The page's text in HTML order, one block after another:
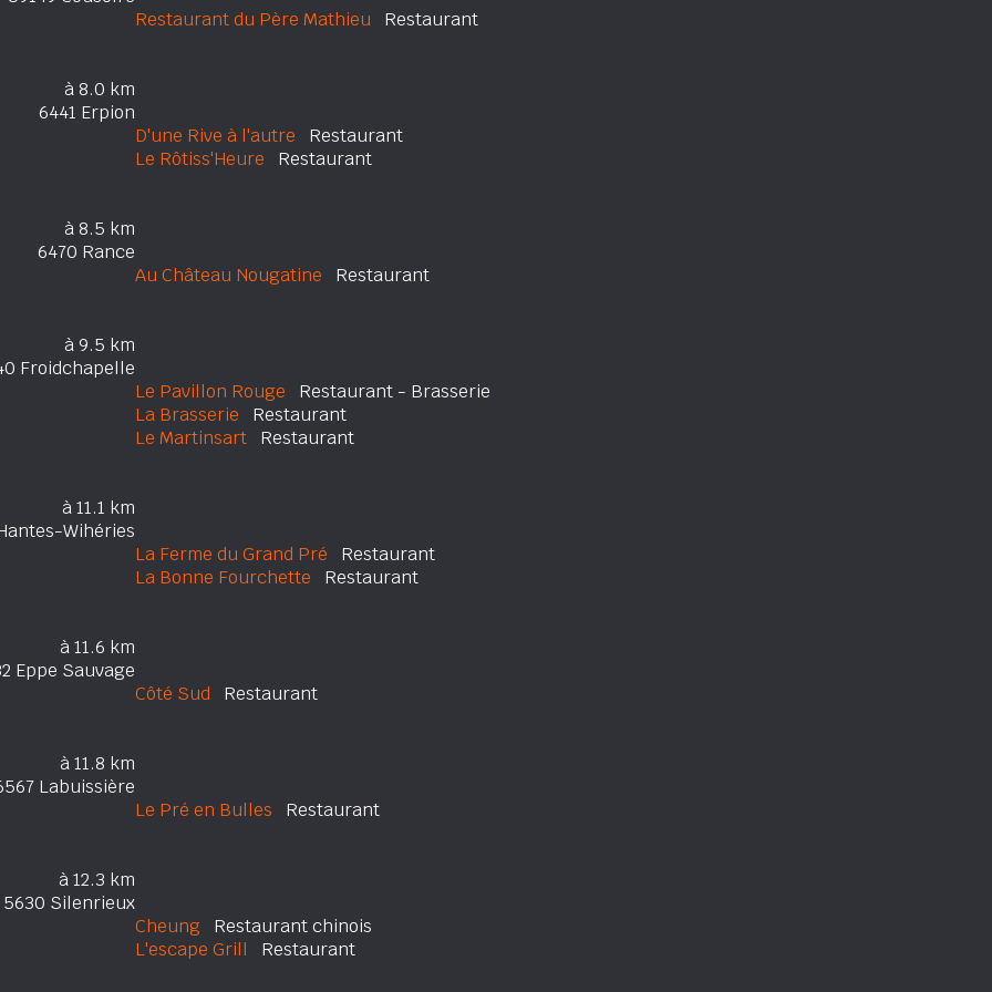
Restaurant du Père Mathieu Restaurant
à 8.0 km
6441 Erpion
D'une Rive à l'autre Restaurant
Le Rôtiss'Heure Restaurant
à 8.5 km
6470 Rance
Au Château Nougatine Restaurant
à 9.5 km
Froidchapelle
Le Pavillon Rouge Restaurant - Brasserie
La Brasserie Restaurant
Le Martinsart Restaurant
à 11.1 km
Wihéries
La Ferme du Grand Pré Restaurant
La Bonne Fourchette Restaurant
à 11.6 km
Eppe Sauvage
Côté Sud Restaurant
à 11.8 km
Labuissière
Le Pré en Bulles Restaurant
à 12.3 km
5630 Silenrieux
Cheung Restaurant chinois
L'escape Grill Restaurant